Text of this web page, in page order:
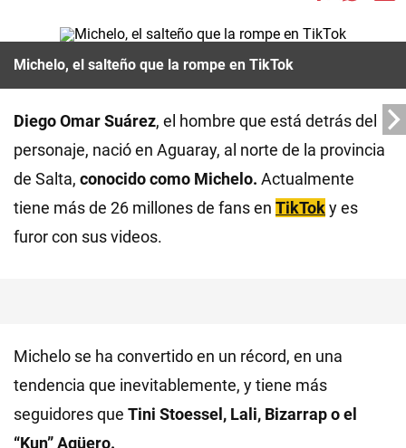
Michelo, el salteño que la rompe en TikTok
Diego Omar Suárez, el hombre que está detrás del
personaje, nació en Aguaray, al norte de la provincia
de Salta, conocido como Michelo. Actualmente
tiene más de 26 millones de fans en TikToky es
furor con sus videos.
Michelo se ha convertido en un récord, en una
tendencia que inevitablemente, y tiene más
seguidores que Tini Stoessel, Lali, Bizarrap o el
“Kun” Agüero.